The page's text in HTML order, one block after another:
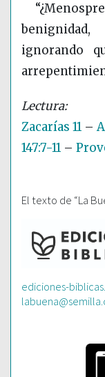
ignorando
Zacarías 11 –
147:7-11 –
El texto de “La
ediciones-